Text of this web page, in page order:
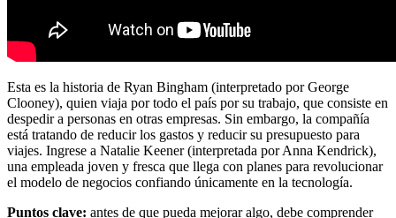
Esta es la historia de Ryan Bingham (interpretado por George
Clooney), quien viaja por todo el país por su trabajo, que consiste en
despedir a personas en otras empresas. Sin embargo, la compañía
está tratando de reducir los gastos y reducir su presupuesto para
viajes. Ingrese a Natalie Keener (interpretada por Anna Kendrick),
una empleada joven y fresca que llega con planes para revolucionar
el modelo de negocios confiando únicamente en la tecnología.
Puntos clave: antes de que pueda mejorar algo, debe comprender